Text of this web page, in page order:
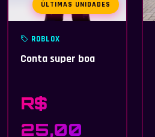
ÚLTIMAS UNIDADES
ROBLOX
Conta super boa
R$
25,00